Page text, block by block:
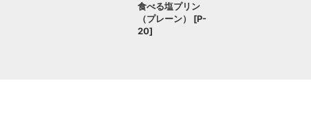
食べる塩プリン
（プレーン）
[P-
20]